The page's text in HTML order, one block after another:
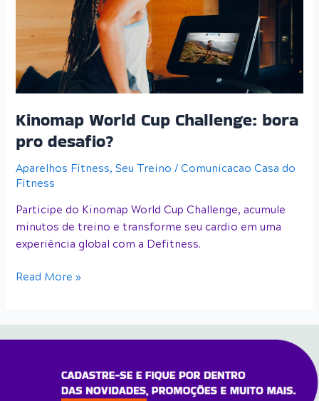
Kinomap World Cup Challenge: bora
pro desafio?
Aparelhos Fitness,Seu Treino /Comunicacao Casa do
Fitness
Participe do Kinomap World Cup Challenge, acumule
minutos de treino e transforme seu cardio em uma
experiência global com a Defitness.
pro
desafio?
Read More »